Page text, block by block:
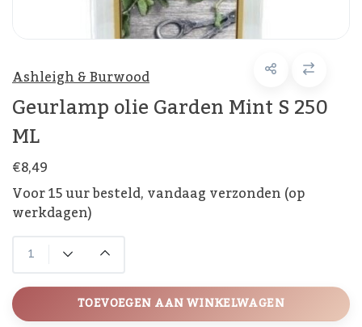
Ashleigh & Burwood
Geurlamp olie Garden Mint S 250
ML
€8,49
Voor 15 uur besteld, vandaag verzonden (op
werkdagen)
TOEVOEGEN AAN WINKELWAGEN